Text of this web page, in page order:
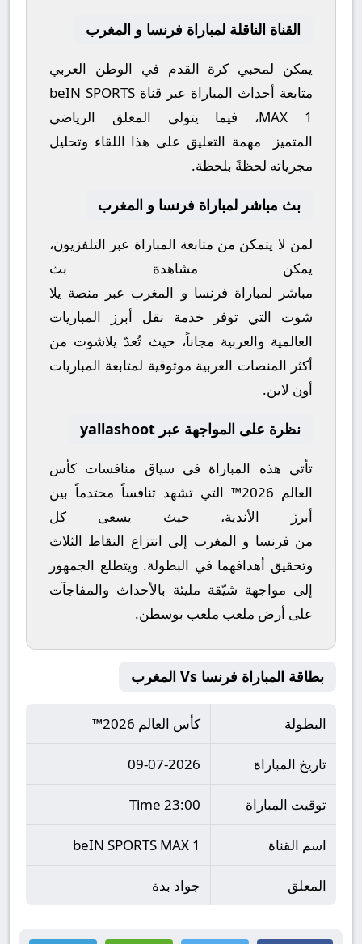
القناة الناقلة لمباراة فرنسا و المغرب
يمكن لمحبي كرة القدم في الوطن العربي
متابعة أحداث المباراة عبر قناة beIN SPORTS
MAX 1، فيما يتولى المعلق الرياضي
المتميز
مهمة التعليق على هذا اللقاء وتحليل
مجرياته لحظةً بلحظة.
بث مباشر لمباراة فرنسا و المغرب
لمن لا يتمكن من متابعة المباراة عبر التلفزيون،
يمكن مشاهدة بث
مباشر
لمباراة فرنسا و المغرب عبر منصة يلا
شوت التي توفر خدمة نقل أبرز المباريات
العالمية والعربية مجاناً، حيث تُعدّ يلاشوت من
أكثر المنصات العربية موثوقية لمتابعة المباريات
أون لاين.
نظرة على المواجهة عبر yallashoot
تأتي هذه المباراة في سياق منافسات كأس
العالم 2026™
التي تشهد تنافساً محتدماً بين
أبرز الأندية، حيث يسعى كل
من فرنسا و المغرب إلى انتزاع النقاط الثلاث
وتحقيق أهدافهما في البطولة. ويتطلع الجمهور
إلى مواجهة شيّقة مليئة بالأحداث والمفاجآت
على أرض ملعب ملعب بوسطن.
بطاقة المباراة فرنسا Vs المغرب
البطولة كأس العالم 2026™
تاريخ المباراة 09-07-2026
توقيت المباراة 23:00 Time
اسم القناة beIN SPORTS MAX 1
المعلق جواد بدة